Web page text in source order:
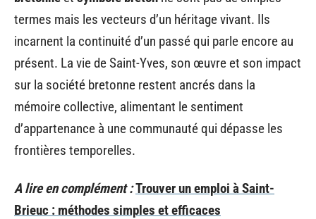
termes mais les vecteurs d’un héritage vivant. Ils
incarnent la continuité d’un passé qui parle encore au
présent. La vie de Saint-Yves, son œuvre et son impact
sur la société bretonne restent ancrés dans la
mémoire collective, alimentant le sentiment
d’appartenance à une communauté qui dépasse les
frontières temporelles.
A lire en complément :Trouver un emploi à Saint-
Brieuc : méthodes simples et efficaces